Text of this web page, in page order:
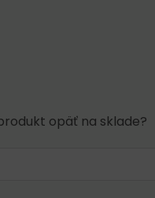
opäť na sklade?